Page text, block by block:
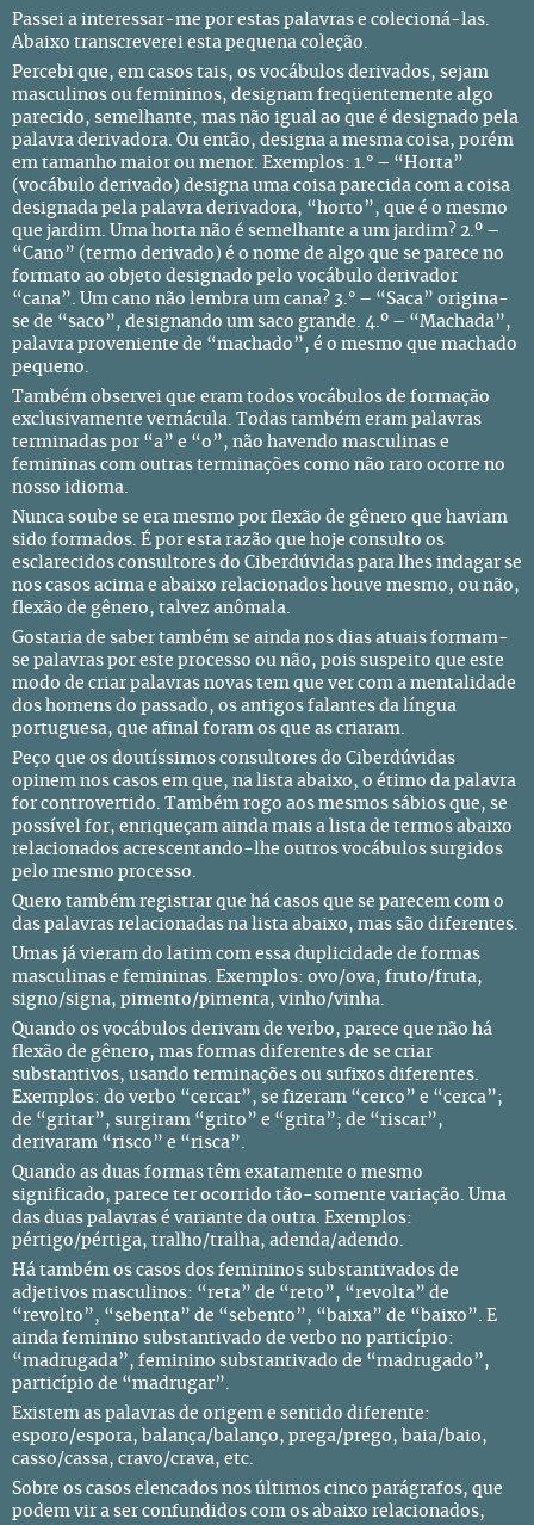
Passei a interessar-me por estas palavras e colecioná-las.
Abaixo transcreverei esta pequena coleção.
Percebi que, em casos tais, os vocábulos derivados, sejam
masculinos ou femininos, designam freqüentemente algo
parecido, semelhante, mas não igual ao que é designado pela
palavra derivadora. Ou então, designa a mesma coisa, porém
em tamanho maior ou menor. Exemplos: 1.° – “Horta”
(vocábulo derivado) designa uma coisa parecida com a coisa
designada pela palavra derivadora, “horto”, que é o mesmo
que jardim. Uma horta não é semelhante a um jardim? 2.º –
“Cano” (termo derivado) é o nome de algo que se parece no
formato ao objeto designado pelo vocábulo derivador
“cana”. Um cano não lembra um cana? 3.° – “Saca” origina-
se de “saco”, designando um saco grande. 4.º – “Machada”,
palavra proveniente de “machado”, é o mesmo que machado
pequeno.
Também observei que eram todos vocábulos de formação
exclusivamente vernácula. Todas também eram palavras
terminadas por “a” e “o”, não havendo masculinas e
femininas com outras terminações como não raro ocorre no
nosso idioma.
Nunca soube se era mesmo por flexão de gênero que haviam
sido formados. É por esta razão que hoje consulto os
esclarecidos consultores do Ciberdúvidas para lhes indagar se
nos casos acima e abaixo relacionados houve mesmo, ou não,
flexão de gênero, talvez anômala.
Gostaria de saber também se ainda nos dias atuais formam-
se palavras por este processo ou não, pois suspeito que este
modo de criar palavras novas tem que ver com a mentalidade
dos homens do passado, os antigos falantes da língua
portuguesa, que afinal foram os que as criaram.
Peço que os doutíssimos consultores do Ciberdúvidas
opinem nos casos em que, na lista abaixo, o étimo da palavra
for controvertido. Também rogo aos mesmos sábios que, se
possível for, enriqueçam ainda mais a lista de termos abaixo
relacionados acrescentando-lhe outros vocábulos surgidos
pelo mesmo processo.
Quero também registrar que há casos que se parecem com o
das palavras relacionadas na lista abaixo, mas são diferentes.
Umas já vieram do latim com essa duplicidade de formas
masculinas e femininas. Exemplos: ovo/ova, fruto/fruta,
signo/signa, pimento/pimenta, vinho/vinha.
Quando os vocábulos derivam de verbo, parece que não há
flexão de gênero, mas formas diferentes de se criar
substantivos, usando terminações ou sufixos diferentes.
Exemplos: do verbo “cercar”, se fizeram “cerco” e “cerca”;
de “gritar”, surgiram “grito” e “grita”; de “riscar”,
derivaram “risco” e “risca”.
Quando as duas formas têm exatamente o mesmo
significado, parece ter ocorrido tão-somente variação. Uma
das duas palavras é variante da outra. Exemplos:
pértigo/pértiga, tralho/tralha, adenda/adendo.
Há também os casos dos femininos substantivados de
adjetivos masculinos: “reta” de “reto”, “revolta” de
“revolto”, “sebenta” de “sebento”, “baixa” de “baixo”. E
ainda feminino substantivado de verbo no particípio:
“madrugada”, feminino substantivado de “madrugado”,
particípio de “madrugar”.
Existem as palavras de origem e sentido diferente:
esporo/espora, balança/balanço, prega/prego, baia/baio,
casso/cassa, cravo/crava, etc.
Sobre os casos elencados nos últimos cinco parágrafos, que
podem vir a ser confundidos com os abaixo relacionados,